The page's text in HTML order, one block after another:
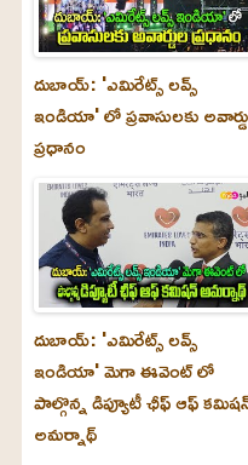
దుబాయ్: 'ఎమిరేట్స్ లవ్స్
ఇండియా' లో ప్రవాసులకు
ప్రధానం
దుబాయ్‌: 'ఎమిరేట్స్ లవ్స్
ఇండియా' మెగా ఈవెంట్ లో
పాల్గొన్న డిప్యూటీ ఛీఫ్ ఆఫ్
అమర్నాథ్